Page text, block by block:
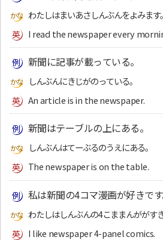
わたしはまいあさしんぶんをよみます。
I read the newspaper every
新聞に記事が載っている。
しんぶんにきじがのっている。
An article is in the newspaper.
新聞はテーブルの上にある。
しんぶんはてーぶるのうえにある。
The newspaper is on the table.
私は新聞の4コマ漫画が好きです
わたしはしんぶんの4こままんががすき
I like newspaper 4-panel comics.